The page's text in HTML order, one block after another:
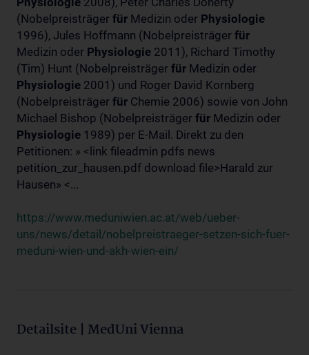
(Nobelpreisträger für Medizin oder Physiologie
1996), Jules Hoffmann (Nobelpreisträger für
Medizin oder Physiologie 2011), Richard Timothy
(Tim) Hunt (Nobelpreisträger für Medizin oder
Physiologie 2001) und Roger David Kornberg
(Nobelpreisträger für Chemie 2006) sowie von John
Michael Bishop (Nobelpreisträger für Medizin oder
Physiologie 1989) per E-Mail. Direkt zu den
Petitionen: » <link fileadmin pdfs news
petition_zur_hausen.pdf download file>Harald zur
Hausen» <...
https://www.meduniwien.ac.at/web/ueber-
uns/news/detail/nobelpreistraeger-setzen-sich-fuer-
meduni-wien-und-akh-wien-ein/
Detailsite | MedUni Vienna